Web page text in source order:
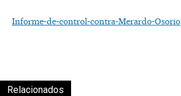
Informe-de-control-contra-Merardo-Osorio
Relacionados